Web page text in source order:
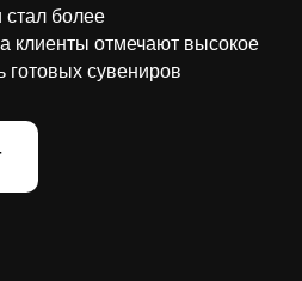
стал более
клиенты отмечают высокое
готовых сувениров